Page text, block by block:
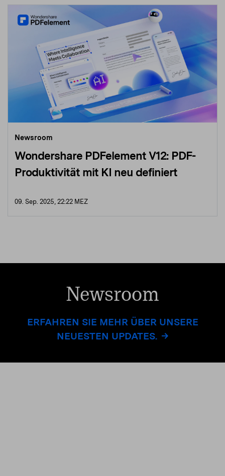
Newsroom
Wondershare PDFelement V12: PDF-
Produktivität mit KI neu definiert
09. Sep. 2025, 22:22 MEZ
Newsroom
ERFAHREN SIE MEHR ÜBER UNSERE
NEUESTEN UPDATES.